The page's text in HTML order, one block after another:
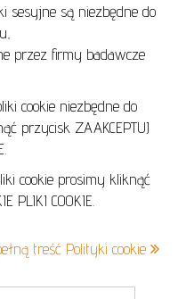
sesyjne są niezbędne do
przez firmy badawcze
cookie niezbędne do
przycisk ZAAKCEPTUJ
cookie prosimy kliknąć
PLIKI COOKIE.
treść Polityki cookie
157